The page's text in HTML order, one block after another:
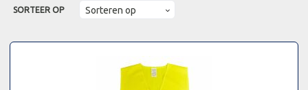
SORTEER OP